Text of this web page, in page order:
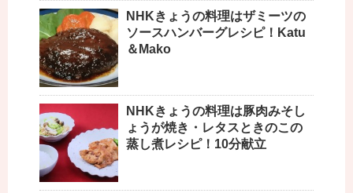
NHKきょうの料理はザミーツの
ソースハンバーグレシピ！Katu
＆Mako
NHKきょうの料理は豚肉みそし
ょうが焼き・レタスときのこの
蒸し煮レシピ！10分献立